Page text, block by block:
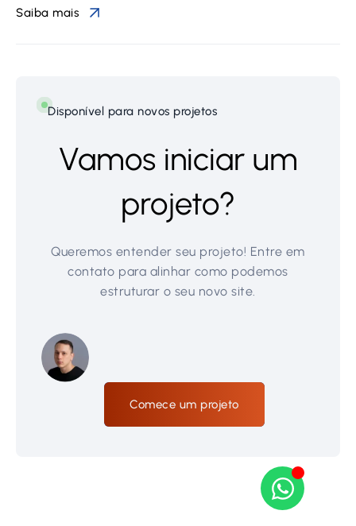
Saiba mais
Disponível para novos projetos
Vamos iniciar um
projeto?
Queremos entender seu projeto! Entre em
contato para alinhar como podemos
estruturar o seu novo site.
Comece um projeto